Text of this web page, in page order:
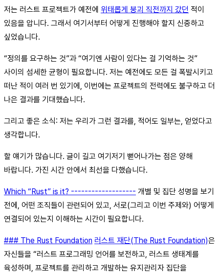
저는 러스트 프로젝트가 예전에 위태롭게 붕괴 직전까지 갔던 적이
있음을 압니다. 그래서 여기서부터 어떻게 진행해야 할지 신중하고
싶었습니다.
“정의를 요구하는 것”과 “여기엔 사람이 있다는 걸 기억하는 것”
사이의 섬세한 균형이 필요합니다. 저는 예전에도 모든 걸 폭발시키고
떠난 적이 여러 번 있기에, 이번에는 프로젝트의 전력에도 불구하고 더
나은 결과를 기대했습니다.
그리고 좋은 소식: 저는 우리가 그런 결과를, 적어도 일부는, 얻었다고
생각합니다.
할 얘기가 많습니다. 글이 길고 여기저기 뻗어나가는 점은 양해
바랍니다. 가진 시간 안에서 최선을 다했습니다.
Which “Rust” is it? ------------------- 개별 및 집단 성명을 보기
전에, 어떤 조직들이 관련되어 있고, 서로(그리고 이번 주제와) 어떻게
연결되어 있는지 이해하는 시간이 필요합니다.
### The Rust Foundation 러스트 재단(The Rust Foundation)은
자신들을 “러스트 프로그래밍 언어를 보전하고, 러스트 생태계를
육성하며, 프로젝트를 관리하고 개발하는 유지관리자 집단을